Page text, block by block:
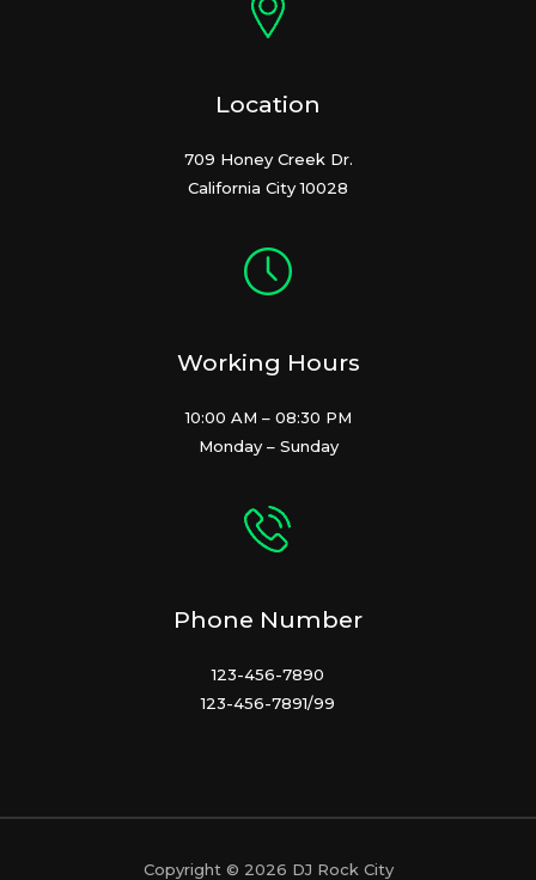
Location
709 Honey Creek Dr.
California City 10028
Working Hours
10:00 AM – 08:30 PM
Monday – Sunday
Phone Number
123-456-7890
123-456-7891/99
Copyright © 2026 DJ Rock City